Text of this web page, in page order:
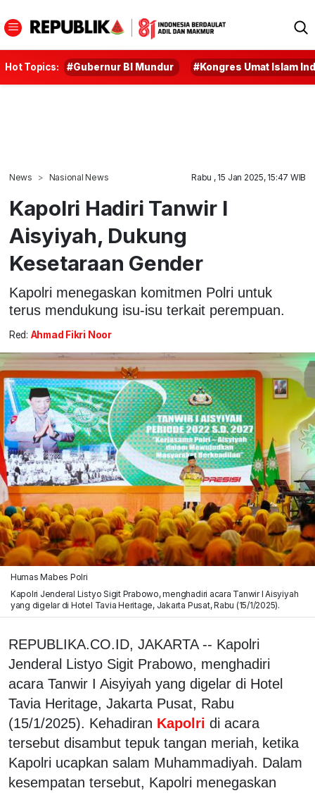
Hot Topics: #Gubernur BI Mundur #Kongres Umat Islam
News Nasional News Rabu , 15 Jan 2025, 15:47 WIB
Kapolri Hadiri Tanwir I
Aisyiyah, Dukung
Kesetaraan Gender
Kapolri menegaskan komitmen Polri untuk
terus mendukung isu-isu terkait perempuan.
Red: Ahmad Fikri Noor
Humas Mabes Polri
Kapolri Jenderal Listyo Sigit Prabowo, menghadiri acara Tanwir I Aisyiyah
yang digelar di Hotel Tavia Heritage, Jakarta Pusat, Rabu (15/1/2025).
REPUBLIKA.CO.ID, JAKARTA -- Kapolri
Jenderal Listyo Sigit Prabowo, menghadiri
acara Tanwir I Aisyiyah yang digelar di Hotel
Tavia Heritage, Jakarta Pusat, Rabu
(15/1/2025). Kehadiran Kapolri di acara
tersebut disambut tepuk tangan meriah, ketika
Kapolri ucapkan salam Muhammadiyah. Dalam
kesempatan tersebut, Kapolri menegaskan